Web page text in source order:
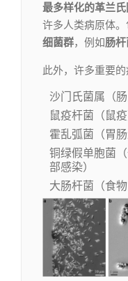
最多样化的革兰
许多人类病原体
细菌群，例如肠
此外，许多重要
沙门氏菌属（肠
鼠疫杆菌（鼠疫
霍乱弧菌（胃肠
铜绿假单胞菌
部感染）
大肠杆菌（食物